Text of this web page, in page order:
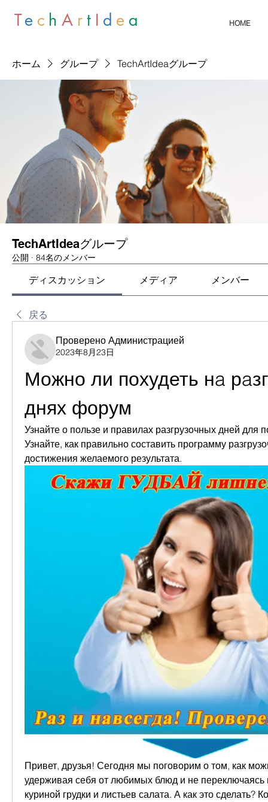
Te c hA r t I d e a HOME
ホーム グループ TechArtIdeaグループ
TechArtIdeaグループ
公開 · 84名のメンバー
ディスカッション メディア メンバー
戻る
Проверено Администрацией
2023年8月23日
Можно ли похудеть нa
днях форум
Узнайте о пользе и правилах разгрузочных дней для
Узнайте, как правильно составить программу
достижения желаемого результата.
Привет, друзья! Сегодня мы поговорим о том, как
удерживая себя от любимых блюд и не переключаясь
куриной грудки и листьев салата. А как это сделать?